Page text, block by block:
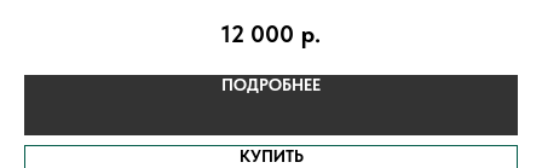
12 000 р.
ПОДРОБНЕЕ
КУПИТЬ